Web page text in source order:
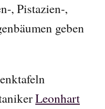
, Pistazien-,
geben
Leonhart